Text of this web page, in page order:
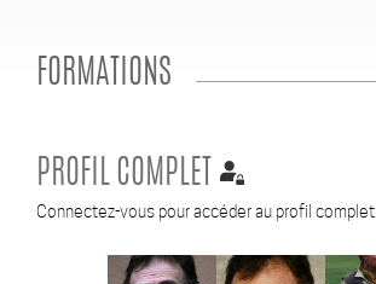
FORMATIONS
PROFIL COMPLET
Connectez-vous pour accéder au profil complet